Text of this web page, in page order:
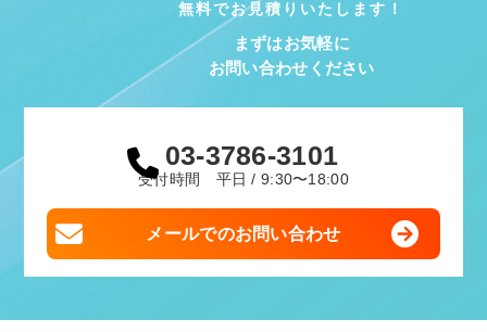
無料でお見積りいたします！
まずはお気軽に
お問い合わせください
03-3786-3101
受付時間 平日 / 9:30〜18:00
メールでのお問い合わせ